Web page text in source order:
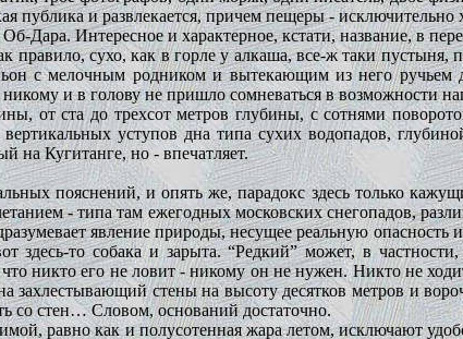
публика и развлекается, причем пещеры - исключительно
Дара. Интересное и характерное, кстати, название, в
правило, сухо, как в горле у алкаша, все-ж таки
с мелочным родником и вытекающим из него
и в голову не пришло сомневаться в возможности
от ста до трехсот метров глубины, с сотнями
уступов дна типа сухих водопадов,
на Кугитанге, но - впечатляет.
пояснений, и опять же, парадокс здесь только
- типа там ежегодных московских снегопадов,
явление природы, несущее реальную
здесь-то собака и зарыта. “Редкий” может, в
никто его не ловит - никому он не нужен. Никто не
захлестывающий стены на высоту десятков метров и
со стен… Словом, оснований достаточно.
равно как и полусотенная жара летом, исключают